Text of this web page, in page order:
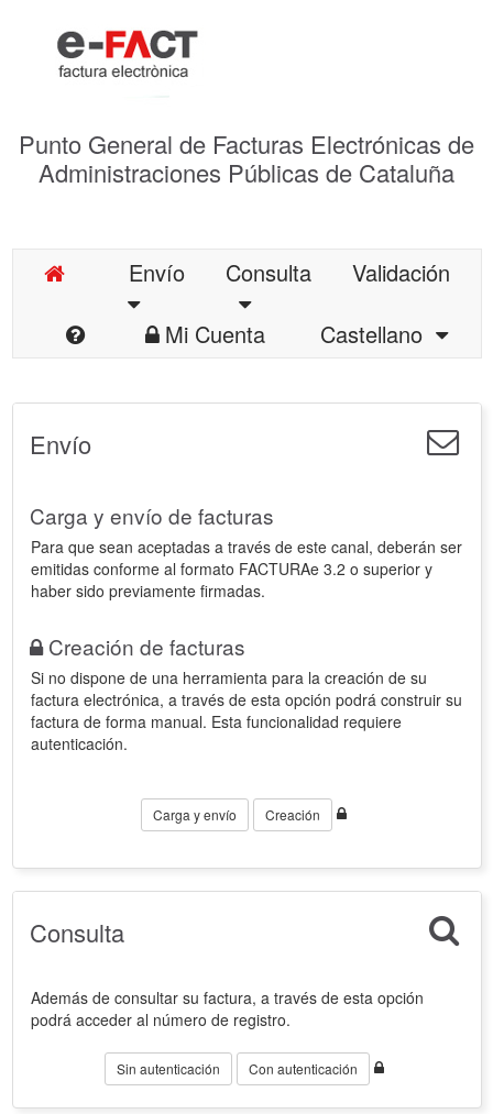
Punto General de Facturas Electrónicas de
Administraciones Públicas de Cataluña
Envío Consulta
Validación
Mi Cuenta
Castellano
Envío
Carga y envío de facturas
Para que sean aceptadas a través de este canal, deberán ser
emitidas conforme al formato FACTURAe 3.2 o superior y
haber sido previamente firmadas.
Creación de facturas
Si no dispone de una herramienta para la creación de su
factura electrónica, a través de esta opción podrá construir su
factura de forma manual. Esta funcionalidad requiere
autenticación.
Carga y envío Creación
Consulta
Además de consultar su factura, a través de esta opción
podrá acceder al número de registro.
Sin autenticación Con autenticación